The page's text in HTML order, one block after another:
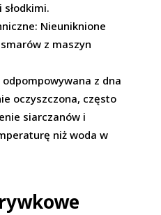
Nieuniknione
z maszyn
z dna
oczyszczona, często
siarczanów i
niż woda w